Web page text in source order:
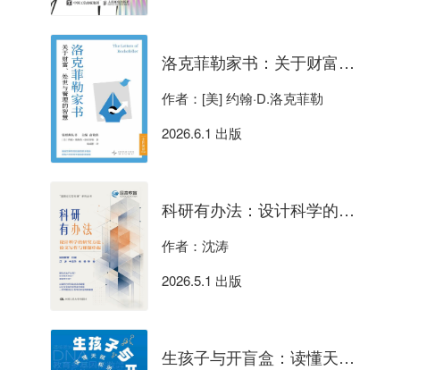
洛克菲勒家书：关于财富、处世与管理的智慧
作者：[美] 约翰·D.洛克菲勒
2026.6.1 出版
科研有办法：设计科学的研究方法、论文写作与课题申报
作者：沈涛
2026.5.1 出版
生孩子与开盲盒：读懂天赋，松弛养育